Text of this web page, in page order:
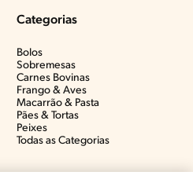
Categorias
Bolos
Sobremesas
Carnes Bovinas​
Frango & Aves​
Macarrão & Pasta​
Pães & Tortas​
Peixes
Todas as Categorias